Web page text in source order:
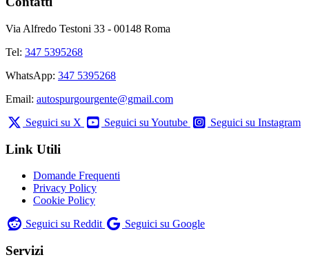
Via Alfredo Testoni 33 - 00148 Roma
Tel: 347 5395268
WhatsApp: 347 5395268
Email: autospurgourgente@gmail.com
Seguici su X
Seguici su Youtube Seguici su Instagram
Link Utili
Domande Frequenti
Privacy Policy
Cookie Policy
Seguici su Reddit
Seguici su Google
Servizi